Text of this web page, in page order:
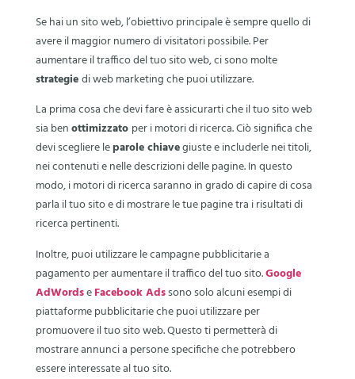
Se hai un sito web, l’obiettivo principale è sempre quello di
avere il maggior numero di visitatori possibile. Per
aumentare il traffico del tuo sito web, ci sono molte
strategiedi web marketing che puoi utilizzare.
La prima cosa che devi fare è assicurarti che il tuo sito web
sia benottimizzato per i motori di ricerca. Ciò significa che
devi scegliere leparole chiavegiuste e includerle nei titoli,
nei contenuti e nelle descrizioni delle pagine. In questo
modo, i motori di ricerca saranno in grado di capire di cosa
parla il tuo sito e di mostrare le tue pagine tra i risultati di
ricerca pertinenti.
Inoltre, puoi utilizzare le campagne pubblicitarie a
pagamento per aumentare il traffico del tuo sito.Google
AdWordseFacebook Adssono solo alcuni esempi di
piattaforme pubblicitarie che puoi utilizzare per
promuovere il tuo sito web. Questo ti permetterà di
mostrare annunci a persone specifiche che potrebbero
essere interessate al tuo sito.